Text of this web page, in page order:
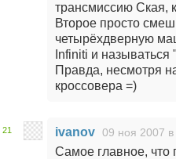
трансмиссию Ская,
Второе просто
четырёхдверную
Infiniti и
Правда, несмотря
кроссовера =)
21 ivanov 09 ноя 2007
Самое главное, что